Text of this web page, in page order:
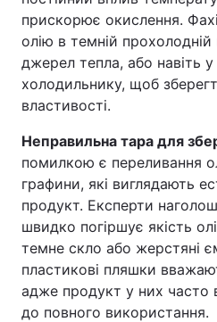
Екологія
Лонгріди
Інтерв'ю
Архів
Контакти
Послуги
прискорює окислення.
олію в темній прохолодній
джерел тепла, або навіть
холодильнику, щоб
властивості.
Неправильна тара для
помилкою є переливання
графини, які виглядають
продукт. Експерти
швидко погіршує якість
темне скло або жерстяні
пластикові пляшки
адже продукт у них часто
до повного використання.